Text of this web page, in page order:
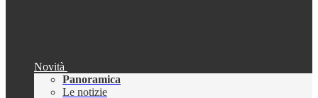
Novità
Panoramica
Le notizie